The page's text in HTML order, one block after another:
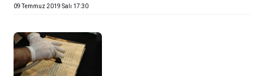
09 Temmuz 2019 Salı 17:30